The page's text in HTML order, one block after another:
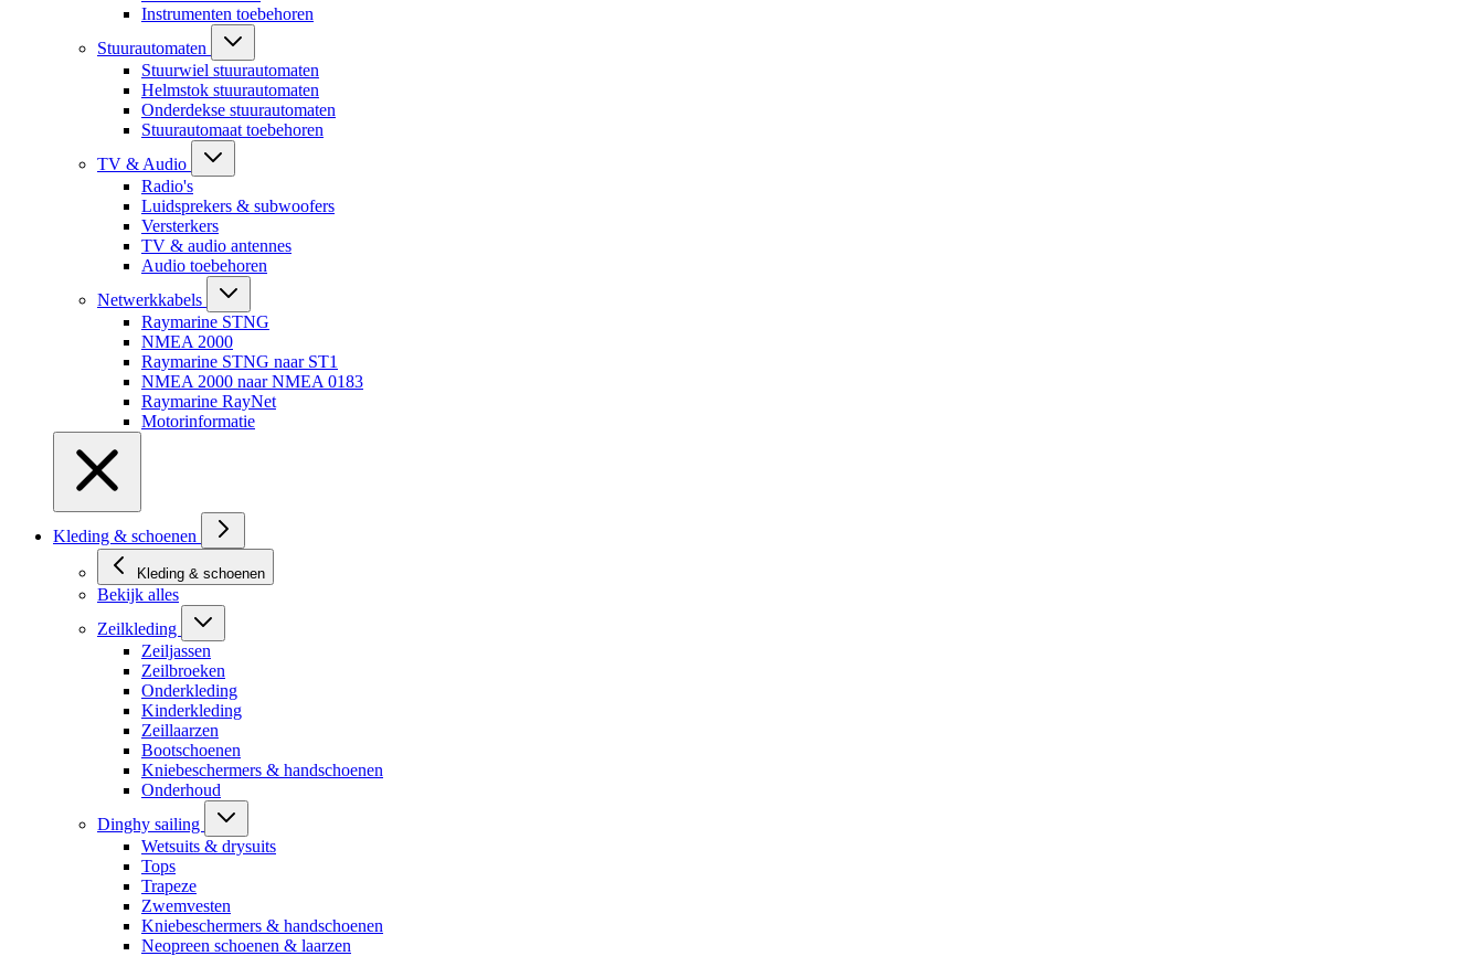
Instrumenten toebehoren
Stuurautomaten
Stuurwiel stuurautomaten
Helmstok stuurautomaten
Onderdekse stuurautomaten
Stuurautomaat toebehoren
TV & Audio
Radio's
Luidsprekers & subwoofers
Versterkers
TV & audio antennes
Audio toebehoren
Netwerkkabels
Raymarine STNG
NMEA 2000
Raymarine STNG naar ST1
NMEA 2000 naar NMEA 0183
Raymarine RayNet
Motorinformatie
Kleding & schoenen
Kleding & schoenen
Bekijk alles
Zeilkleding
Zeiljassen
Zeilbroeken
Onderkleding
Kinderkleding
Zeillaarzen
Bootschoenen
Kniebeschermers & handschoenen
Onderhoud
Dinghy sailing
Wetsuits & drysuits
Tops
Trapeze
Zwemvesten
Kniebeschermers & handschoenen
Neopreen schoenen & laarzen